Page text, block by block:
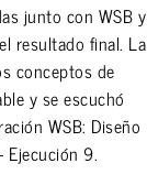
junto con WSB y
resultado final. La
conceptos de
y se escuchó
WSB: Diseño
9.